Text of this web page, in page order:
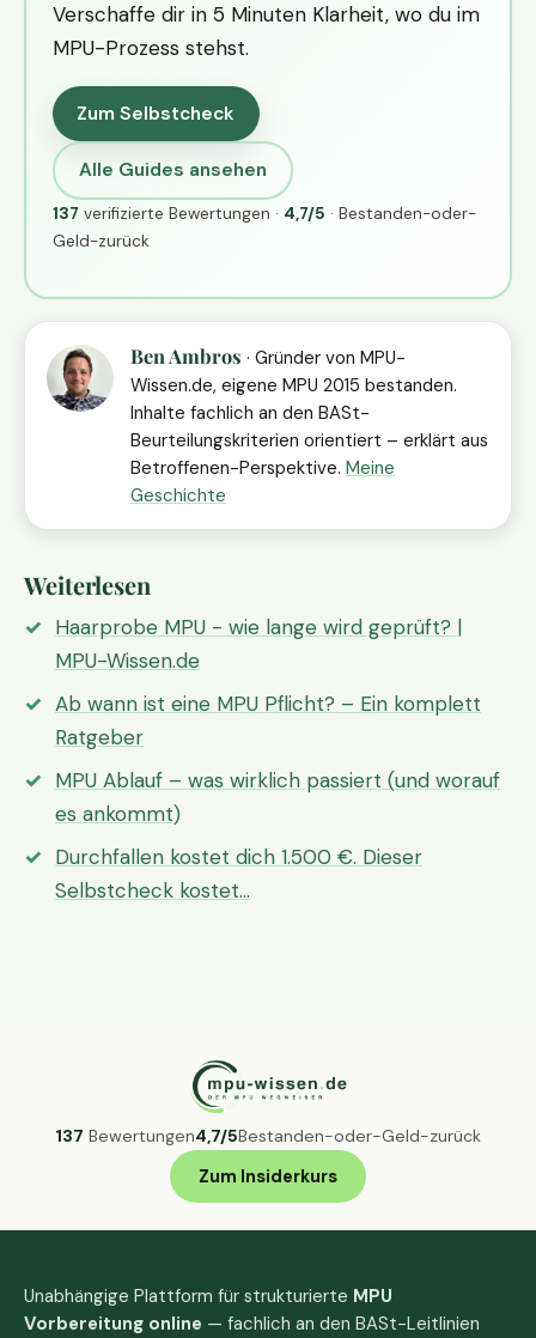
Verschaffe dir in 5 Minuten Klarheit, wo du im
MPU-Prozess stehst.
Zum Selbstcheck
Alle Guides ansehen
137 verifizierte Bewertungen · 4,7/5 · Bestanden-oder-
Geld-zurück
Ben Ambros · Gründer von MPU-
Wissen.de, eigene MPU 2015 bestanden.
Inhalte fachlich an den BASt-
Beurteilungskriterien orientiert – erklärt aus
Betroffenen-Perspektive. Meine
Geschichte
Weiterlesen
Haarprobe MPU - wie lange wird geprüft? |
MPU-Wissen.de
Ab wann ist eine MPU Pflicht? – Ein komplett
Ratgeber
MPU Ablauf – was wirklich passiert (und worauf
es ankommt)
Durchfallen kostet dich 1.500 €. Dieser
Selbstcheck kostet…
137 Bewertungen4,7/5Bestanden-oder-Geld-zurück
Zum Insiderkurs
Unabhängige Plattform für strukturierte MPU
Vorbereitung online — fachlich an den BASt-Leitlinien